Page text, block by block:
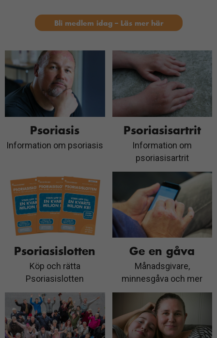
Bli medlem idag – Läs mer här
Psoriasis
Information om psoriasis
Psoriasisartrit
Information om
psoriasisartrit
Psoriasislotten
Köp och rätta
Psoriasislotten
Ge en gåva
Månadsgivare,
minnesgåva och mer